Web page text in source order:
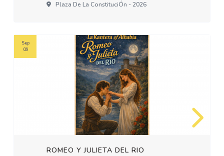
Plaza De La ConstituciÓn - 2026
ROMEO Y JULIETA DEL RIO
Sep
09